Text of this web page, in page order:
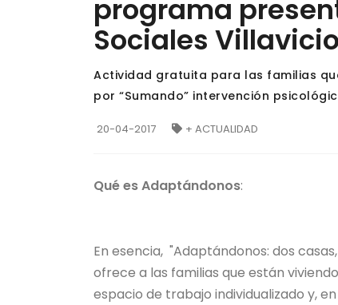
programa
Sociales
Actividad gratuita para las familias
por “Sumando” intervención
20-04-2017 + ACTUALIDAD
Qué es Adaptándonos:
En esencia, "Adaptándonos: dos
ofrece a las familias que están
espacio de trabajo individualizado y,